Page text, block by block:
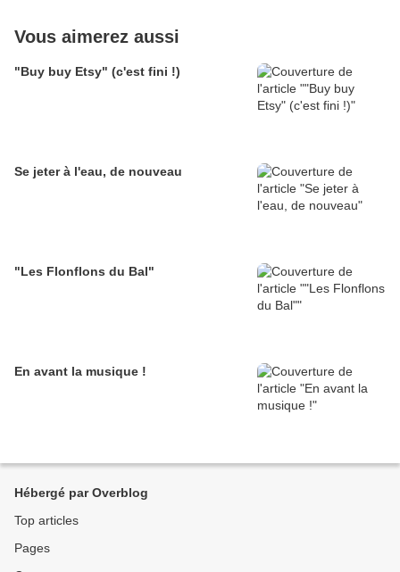
Vous aimerez aussi
"Buy buy Etsy" (c'est fini !)
Se jeter à l'eau, de nouveau
"Les Flonflons du Bal"
En avant la musique !
Hébergé par Overblog
Top articles
Pages